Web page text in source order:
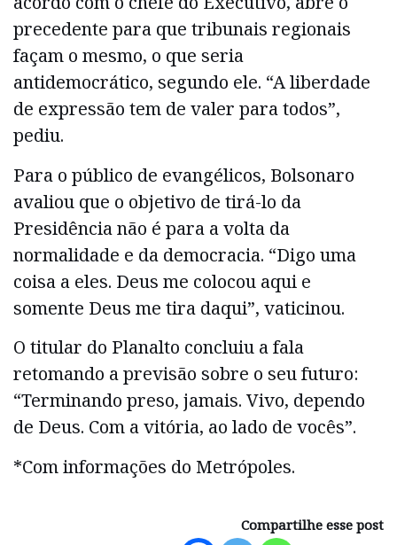
precedente para que tribunais regionais
façam o mesmo, o que seria
antidemocrático, segundo ele. “A liberdade
de expressão tem de valer para todos”,
pediu.
Para o público de evangélicos, Bolsonaro
avaliou que o objetivo de tirá-lo da
Presidência não é para a volta da
normalidade e da democracia. “Digo uma
coisa a eles. Deus me colocou aqui e
somente Deus me tira daqui”, vaticinou.
O titular do Planalto concluiu a fala
retomando a previsão sobre o seu futuro:
“Terminando preso, jamais. Vivo, dependo
de Deus. Com a vitória, ao lado de vocês”.
*Com informações do Metrópoles.
Compartilhe esse post